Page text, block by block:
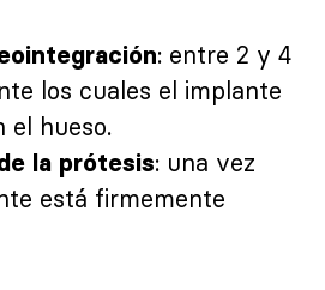
: entre 2 y 4
los cuales el implante
el hueso.
la prótesis: una vez
está firmemente